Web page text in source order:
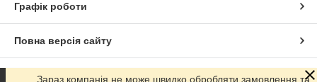
Графік роботи
Повна версія сайту
Сайт створено на маркетплейсіProm.ua
Зараз компанія не може швидко обробляти замовлення та